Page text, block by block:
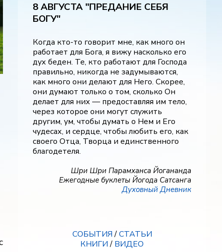
8 АВГУСТА "ПРЕДАНИЕ СЕБЯ
БОГУ"
Когда кто-то говорит мне, как много он
работает для Бога, я вижу насколько его
дух беден. Те, кто работают для Господа
правильно, никогда не задумываются,
как много они делают для Него. Скорее,
они думают только о том, сколько Он
делает для них — предоставляя им тело,
через которое они могут служить
другим, ум, чтобы думать о Нем и Его
чудесах, и сердце, чтобы любить его, как
своего Отца, Творца и единственного
благодетеля.
Шри Шри Парамханса Йогананда
Ежегодные буклеты Йогода Сатсанга
Духовный Дневник
СОБЫТИЯ/СТАТЬИ
КНИГИ/ ВИДЕО